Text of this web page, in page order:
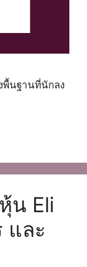
พื้นฐานที่นักลง
น Eli
และ